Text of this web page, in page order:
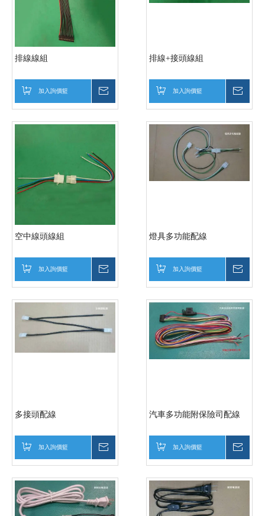
排線線組
加入詢價籃
排線+接頭線組
加入詢價籃
空中線頭線組
加入詢價籃
燈具多功能配線
加入詢價籃
多接頭配線
加入詢價籃
汽車多功能附保險司配線
加入詢價籃